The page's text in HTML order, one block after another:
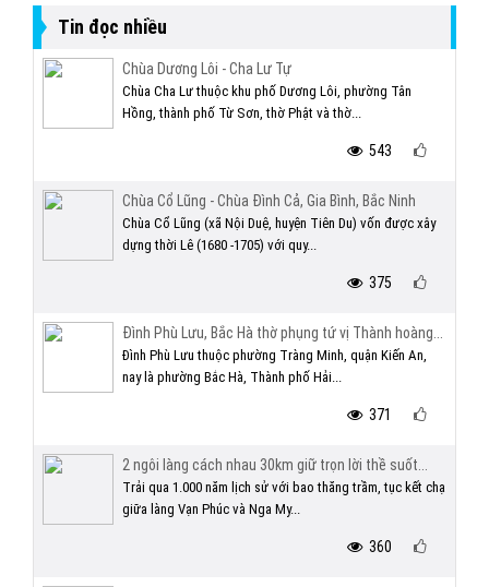
Tin đọc nhiều
Chùa Dương Lôi - Cha Lư Tự
Chùa Cha Lư thuộc khu phố Dương Lôi, phường Tân
Hồng, thành phố Từ Sơn, thờ Phật và thờ...
543
Chùa Cổ Lũng - Chùa Đình Cả, Gia Bình, Bắc Ninh
Chùa Cổ Lũng (xã Nội Duệ, huyện Tiên Du) vốn được xây
dựng thời Lê (1680 -1705) với quy...
375
Đình Phù Lưu, Bắc Hà thờ phụng tứ vị Thành hoàng...
Đình Phù Lưu thuộc phường Tràng Minh, quận Kiến An,
nay là phường Bắc Hà, Thành phố Hải...
371
2 ngôi làng cách nhau 30km giữ trọn lời thề suốt...
Trải qua 1.000 năm lịch sử với bao thăng trầm, tục kết chạ
giữa làng Vạn Phúc và Nga My...
360